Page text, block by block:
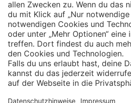
Eishockey
Impressum